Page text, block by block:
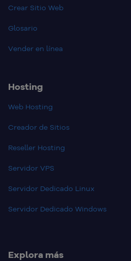
Crear Sitio Web
Glosario
Vender en línea
Hosting
Web Hosting
Creador de Sitios
Reseller Hosting
Servidor VPS
Servidor Dedicado Linux
Servidor Dedicado Windows
Explora más